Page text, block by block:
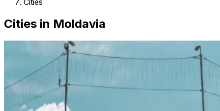
Cities
Cities in Moldavia